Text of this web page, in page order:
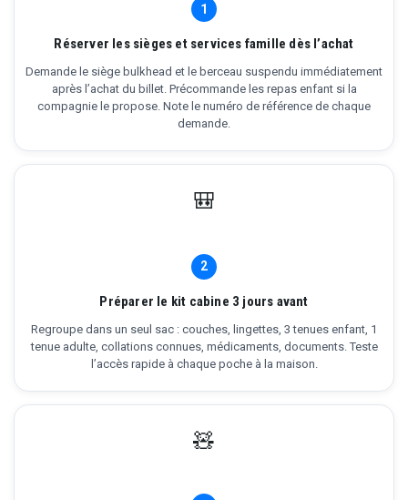
1
Réserver les sièges et services famille dès l’achat
Demande le siège bulkhead et le berceau suspendu immédiatement
après l’achat du billet. Précommande les repas enfant si la
compagnie le propose. Note le numéro de référence de chaque
demande.
🎒
2
Préparer le kit cabine 3 jours avant
Regroupe dans un seul sac : couches, lingettes, 3 tenues enfant, 1
tenue adulte, collations connues, médicaments, documents. Teste
l’accès rapide à chaque poche à la maison.
🧸